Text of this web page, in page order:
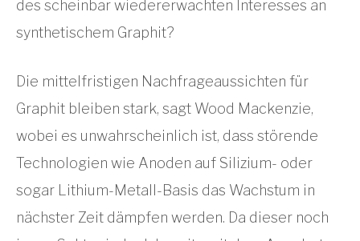
des scheinbar wiedererwachten Interesses an
synthetischem Graphit?
Die mittelfristigen Nachfrageaussichten für
Graphit bleiben stark, sagt Wood Mackenzie,
wobei es unwahrscheinlich ist, dass störende
Technologien wie Anoden auf Silizium- oder
sogar Lithium-Metall-Basis das Wachstum in
nächster Zeit dämpfen werden. Da dieser noch